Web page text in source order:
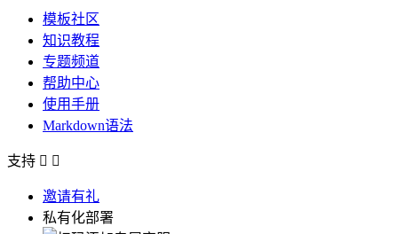
模板社区
知识教程
专题频道
帮助中心
使用手册
Markdown语法
支持  
邀请有礼
私有化部署